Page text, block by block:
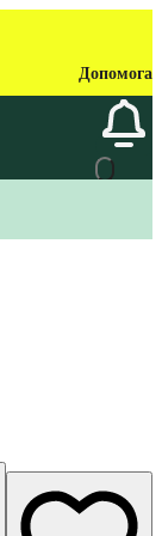
Допомога